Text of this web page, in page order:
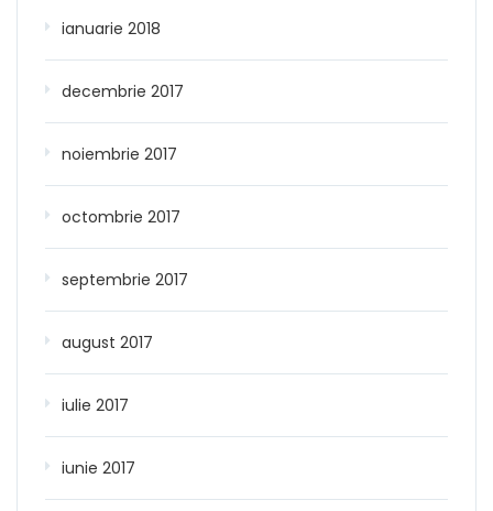
ianuarie 2018
decembrie 2017
noiembrie 2017
octombrie 2017
septembrie 2017
august 2017
iulie 2017
iunie 2017